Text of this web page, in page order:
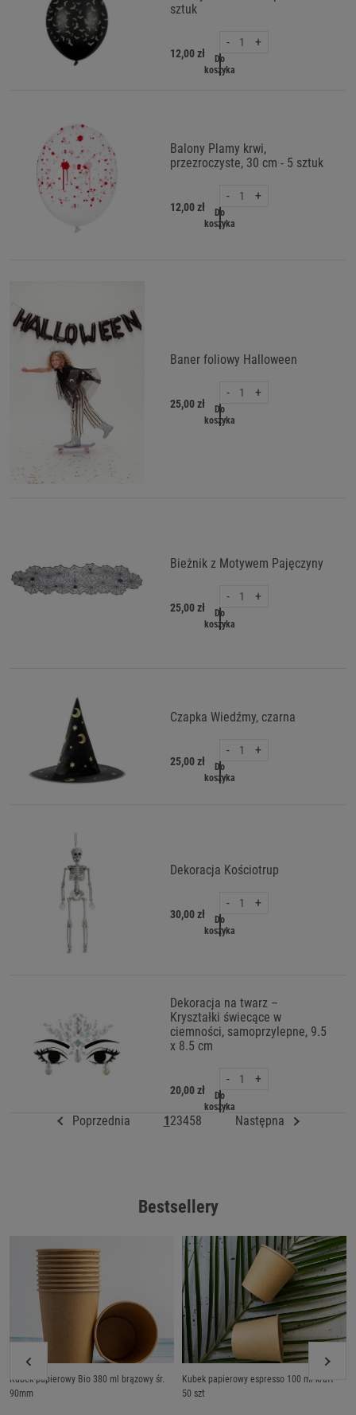
sztuk
12,00 zł
- +
Do
koszyka
Balony Plamy krwi,
przezroczyste, 30 cm - 5 sztuk
12,00 zł
- +
Do
koszyka
Baner foliowy Halloween
25,00 zł
- +
Do
koszyka
Bieżnik z Motywem Pajęczyny
25,00 zł
- +
Do
koszyka
Czapka Wiedźmy, czarna
25,00 zł
- +
Do
koszyka
Dekoracja Kościotrup
30,00 zł
- +
Do
koszyka
Dekoracja na twarz –
Kryształki świecące w
ciemności, samoprzylepne, 9.5
x 8.5 cm
20,00 zł
- +
Do
koszyka
Poprzednia 123458 Następna
Bestsellery
Kubek papierowy Bio 380 ml brązowy śr.
90mm
Kubek papierowy espresso 100 ml kraft -
50 szt